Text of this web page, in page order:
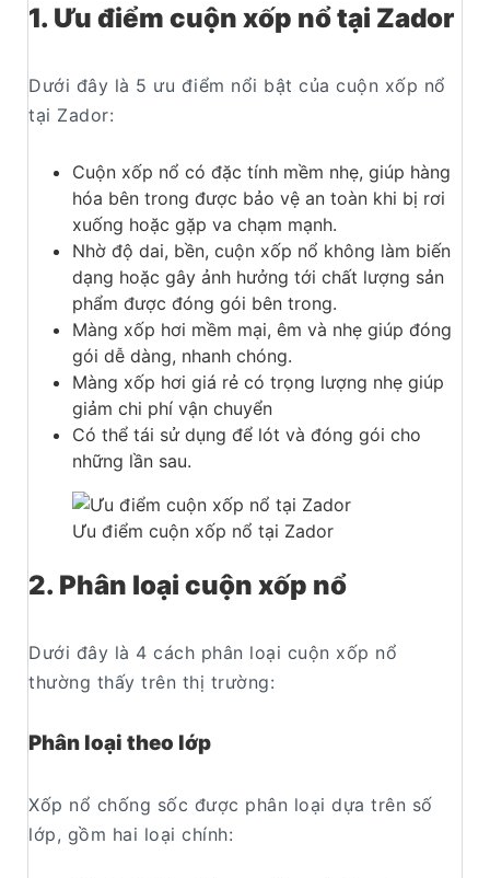
1. Ưu điểm cuộn xốp nổ tại Zador
Dưới đây là 5 ưu điểm nổi bật của cuộn xốp nổ
tại Zador:
Cuộn xốp nổ có đặc tính mềm nhẹ, giúp hàng
hóa bên trong được bảo vệ an toàn khi bị rơi
xuống hoặc gặp va chạm mạnh.
Nhờ độ dai, bền, cuộn xốp nổ không làm biến
dạng hoặc gây ảnh hưởng tới chất lượng sản
phẩm được đóng gói bên trong.
Màng xốp hơi mềm mại, êm và nhẹ giúp đóng
gói dễ dàng, nhanh chóng.
Màng xốp hơi giá rẻ có trọng lượng nhẹ giúp
giảm chi phí vận chuyển
Có thể tái sử dụng để lót và đóng gói cho
những lần sau.
Ưu điểm cuộn xốp nổ tại Zador
2. Phân loại cuộn xốp nổ
Dưới đây là 4 cách phân loại cuộn xốp nổ
thường thấy trên thị trường:
Phân loại theo lớp
Xốp nổ chống sốc được phân loại dựa trên số
lớp, gồm hai loại chính: